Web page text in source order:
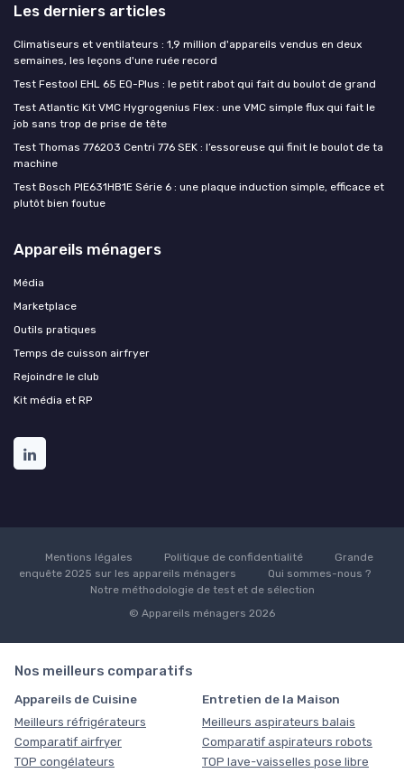
Les derniers articles
Climatiseurs et ventilateurs : 1,9 million d'appareils vendus en deux
semaines, les leçons d'une ruée record
Test Festool EHL 65 EQ-Plus : le petit rabot qui fait du boulot de grand
Test Atlantic Kit VMC Hygrogenius Flex : une VMC simple flux qui fait le
job sans trop de prise de tête
Test Thomas 776203 Centri 776 SEK : l’essoreuse qui finit le boulot de ta
machine
Test Bosch PIE631HB1E Série 6 : une plaque induction simple, efficace et
plutôt bien foutue
Appareils ménagers
Média
Marketplace
Outils pratiques
Temps de cuisson airfryer
Rejoindre le club
Kit média et RP
Mentions légales Politique de confidentialité
Grande
enquête 2025 sur les appareils ménagers
Qui sommes-nous ?
Notre méthodologie de test et de sélection
© Appareils ménagers 2026
Nos meilleurs comparatifs
Appareils de Cuisine
Meilleurs réfrigérateurs
Comparatif airfryer
TOP congélateurs
Entretien de la Maison
Meilleurs aspirateurs balais
Comparatif aspirateurs robots
TOP lave-vaisselles pose libre